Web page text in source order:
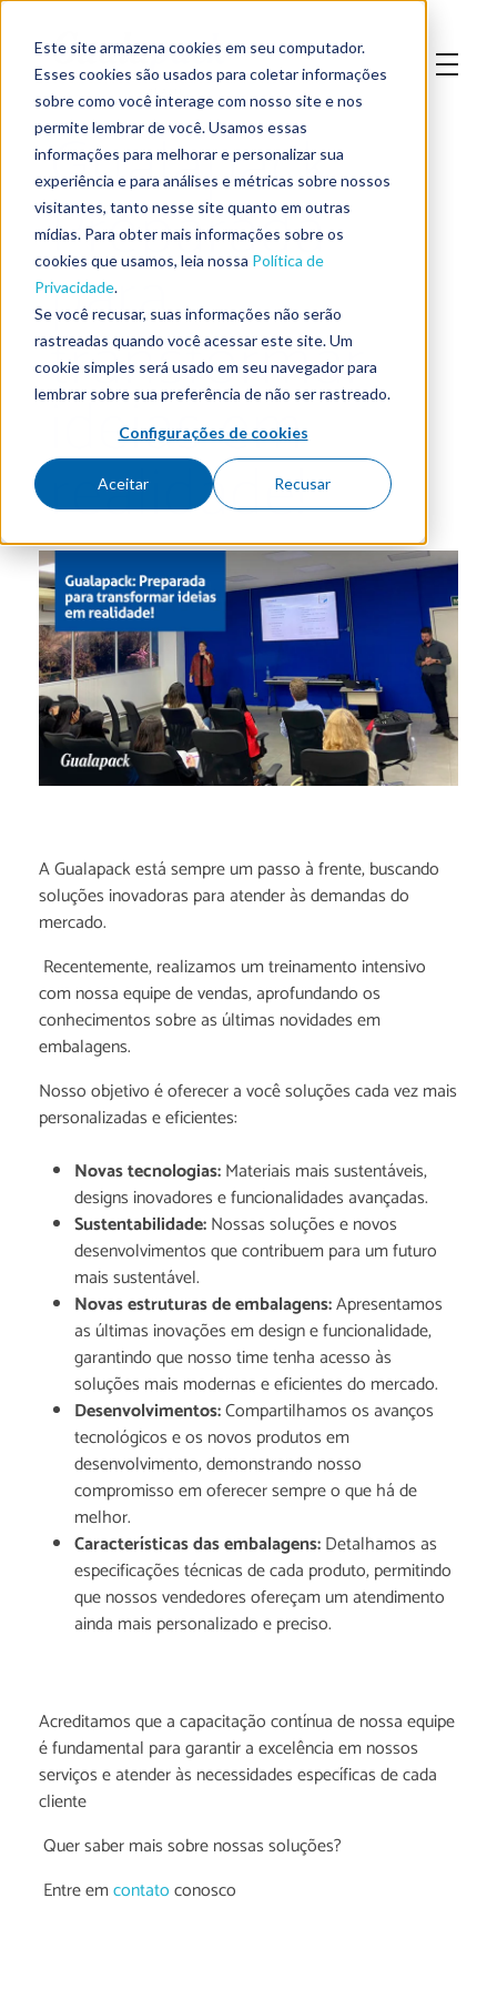
Este site armazena cookies em seu computador.
Esses cookies são usados para coletar informações
sobre como você interage com nosso site e nos
permite lembrar de você. Usamos essas
informações para melhorar e personalizar sua
experiência e para análises e métricas sobre nossos
visitantes, tanto nesse site quanto em outras
mídias. Para obter mais informações sobre os
cookies que usamos, leia nossa Política de
Privacidade.
Se você recusar, suas informações não serão
rastreadas quando você acessar este site. Um
cookie simples será usado em seu navegador para
lembrar sobre sua preferência de não ser rastreado.
Configurações de cookies
Aceitar Recusar
Gualapack:
Preparada
para
transformar
ideias em
realidade!
A Gualapack está sempre um passo à frente, buscando
soluções inovadoras para atender às demandas do
mercado.
Recentemente, realizamos um treinamento intensivo
com nossa equipe de vendas, aprofundando os
conhecimentos sobre as últimas novidades em
embalagens.
Nosso objetivo é oferecer a você soluções cada vez mais
personalizadas e eficientes:
Novas tecnologias:Materiais mais sustentáveis,
designs inovadores e funcionalidades avançadas.
Sustentabilidade:Nossas soluções e novos
desenvolvimentos que contribuem para um futuro
mais sustentável.
Novas estruturas de embalagens:Apresentamos
as últimas inovações em design e funcionalidade,
garantindo quenosso time tenha acesso às
soluções mais modernas e eficientes do mercado.
Desenvolvimentos:Compartilhamos os avanços
tecnológicos e os novos produtos em
desenvolvimento, demonstrando nosso
compromisso em oferecer sempre o que há de
melhor.
Características das embalagens:Detalhamos as
especificações técnicas de cada produto, permitindo
que nossos vendedores ofereçam um atendimento
ainda mais personalizado e preciso.
Acreditamos que a capacitação contínua de nossa equipe
é fundamental para garantir a excelência em nossos
serviços e atender às necessidades específicas de cada
cliente
Quer saber mais sobre nossas soluções?
Entre emcontatoconosco